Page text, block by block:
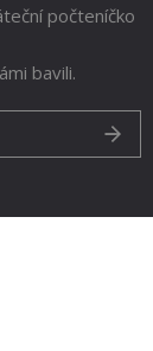
počteníčko
bavili.